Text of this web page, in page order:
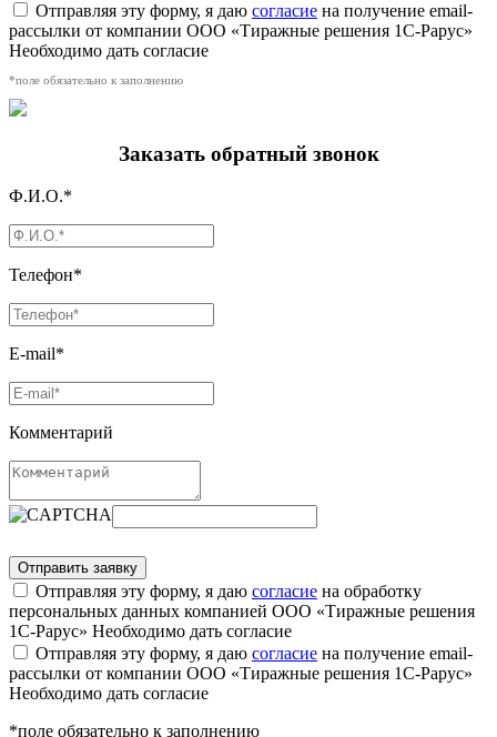
Отправляя эту форму, я даю согласие на получение email-
рассылки от компании ООО «Тиражные решения 1С-Рарус»
Необходимо дать согласие
*поле обязательно к заполнению
Заказать обратный звонок
Ф.И.О.*
Телефон*
E-mail*
Комментарий
Отправляя эту форму, я даю согласие на обработку
персональных данных компанией ООО «Тиражные решения
1С-Рарус» Необходимо дать согласие
Отправляя эту форму, я даю согласие на получение email-
рассылки от компании ООО «Тиражные решения 1С-Рарус»
Необходимо дать согласие
*поле обязательно к заполнению